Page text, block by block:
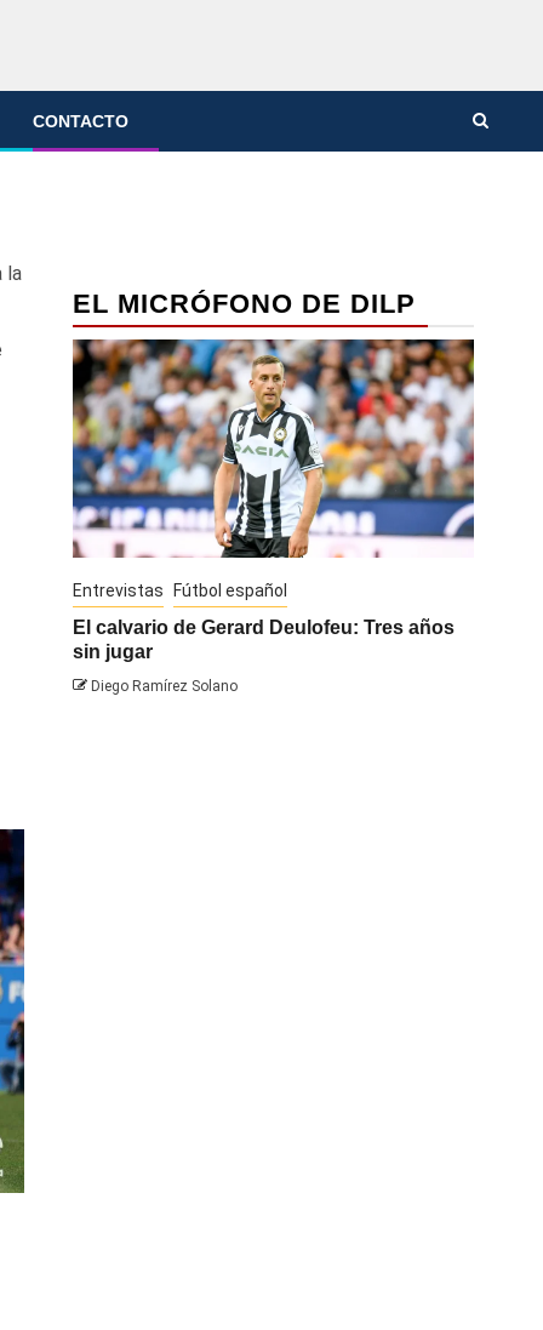
CONTACTO
la
EL MICRÓFONO DE DILP
Entrevistas Fútbol español
El calvario de Gerard Deulofeu: Tres años
sin jugar
Diego Ramírez Solano